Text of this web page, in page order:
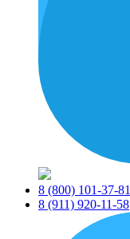
8 (800) 101-37-81
8 (911) 920-11-58